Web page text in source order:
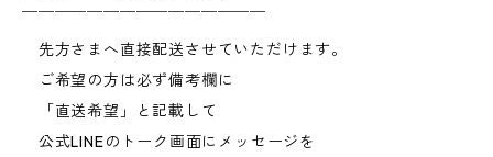
￣￣￣￣￣￣￣￣￣￣￣￣￣￣￣
先方さまへ直接配送させていただけます。
ご希望の方は必ず備考欄に
「直送希望」と記載して
公式LINEのトーク画面にメッセージを